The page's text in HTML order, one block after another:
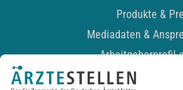
Produkte &
Mediadaten &
Arbeitgeberprofil
Recruiting-